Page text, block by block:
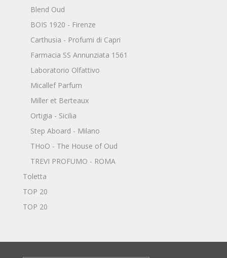
Blend Oud
BOIS 1920 - Firenze
Carthusia - Profumi di Capri
Farmacia SS Annunziata 1561
Laboratorio Olfattivo
Micallef Parfum
Miller et Berteaux
Ortigia - Sicilia
Step Aboard - Milano
THoO - The House of Oud
TREVI PROFUMO - ROMA
Toletta
TOP 20
TOP 20